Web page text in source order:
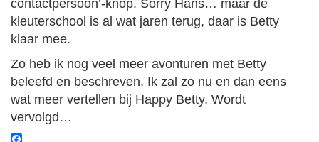
contactpersoon’-knop. Sorry Hans… maar de
kleuterschool is al wat jaren terug, daar is Betty
klaar mee.
Zo heb ik nog veel meer avonturen met Betty
beleefd en beschreven. Ik zal zo nu en dan eens
wat meer vertellen bij Happy Betty. Wordt
vervolgd…